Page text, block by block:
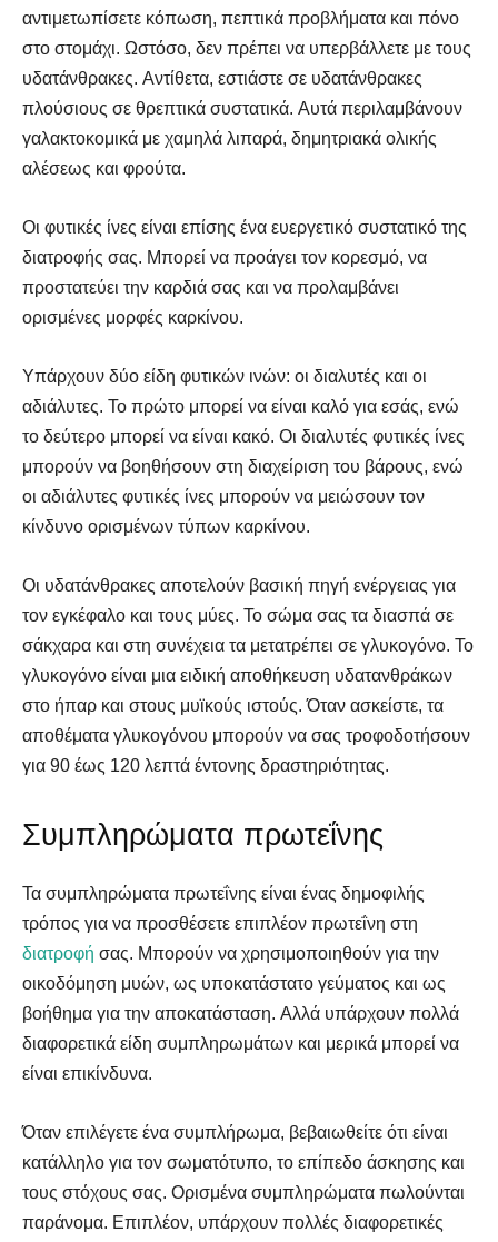
SELF FINDER
Βρες Γυμναστή, Διαιτολόγο,
Γιατρό & Φυσικοθεραπευτή
Αναζήτηση
SELF FINDER
Βρες Γυμναστή, Διαιτολόγο,
Γιατρό & Φυσικοθεραπευτή
Αναζήτηση
αντιμετωπίσετε κόπωση, πεπτικά προβλήματα και πόνο
στο στομάχι. Ωστόσο, δεν πρέπει να υπερβάλλετε με τους
υδατάνθρακες. Αντίθετα, εστιάστε σε υδατάνθρακες
πλούσιους σε θρεπτικά συστατικά. Αυτά περιλαμβάνουν
γαλακτοκομικά με χαμηλά λιπαρά, δημητριακά ολικής
αλέσεως και φρούτα.
Οι φυτικές ίνες είναι επίσης ένα ευεργετικό συστατικό της
διατροφής σας. Μπορεί να προάγει τον κορεσμό, να
προστατεύει την καρδιά σας και να προλαμβάνει
ορισμένες μορφές καρκίνου.
Υπάρχουν δύο είδη φυτικών ινών: οι διαλυτές και οι
αδιάλυτες. Το πρώτο μπορεί να είναι καλό για εσάς, ενώ
το δεύτερο μπορεί να είναι κακό. Οι διαλυτές φυτικές ίνες
μπορούν να βοηθήσουν στη διαχείριση του βάρους, ενώ
οι αδιάλυτες φυτικές ίνες μπορούν να μειώσουν τον
κίνδυνο ορισμένων τύπων καρκίνου.
Οι υδατάνθρακες αποτελούν βασική πηγή ενέργειας για
τον εγκέφαλο και τους μύες. Το σώμα σας τα διασπά σε
σάκχαρα και στη συνέχεια τα μετατρέπει σε γλυκογόνο. Το
γλυκογόνο είναι μια ειδική αποθήκευση υδατανθράκων
στο ήπαρ και στους μυϊκούς ιστούς. Όταν ασκείστε, τα
αποθέματα γλυκογόνου μπορούν να σας τροφοδοτήσουν
για 90 έως 120 λεπτά έντονης δραστηριότητας.
Συμπληρώματα πρωτεΐνης
Τα συμπληρώματα πρωτεΐνης είναι ένας δημοφιλής
τρόπος για να προσθέσετε επιπλέον πρωτεΐνη στη
διατροφή σας. Μπορούν να χρησιμοποιηθούν για την
οικοδόμηση μυών, ως υποκατάστατο γεύματος και ως
βοήθημα για την αποκατάσταση. Αλλά υπάρχουν πολλά
διαφορετικά είδη συμπληρωμάτων και μερικά μπορεί να
είναι επικίνδυνα.
Όταν επιλέγετε ένα συμπλήρωμα, βεβαιωθείτε ότι είναι
κατάλληλο για τον σωματότυπο, το επίπεδο άσκησης και
τους στόχους σας. Ορισμένα συμπληρώματα πωλούνται
παράνομα. Επιπλέον, υπάρχουν πολλές διαφορετικές